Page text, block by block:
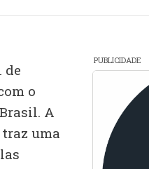
de
o
A
uma
PUBLICIDADE